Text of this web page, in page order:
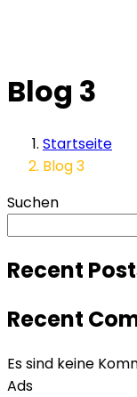
Blog 3
Startseite
Blog 3
Suchen
Recent
Recent
Es sind keine
Ads